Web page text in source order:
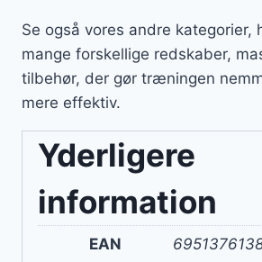
Se også vores andre kategorier,
mange forskellige redskaber,
tilbehør, der gør træningen
mere effektiv.
Yderligere
information
EAN